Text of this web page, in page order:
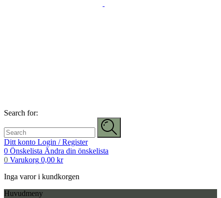
Search for:
Ditt konto Login / Register
0 Önskelista Ändra din önskelista
0 Varukorg 0,00 kr
Inga varor i kundkorgen
Huvudmeny